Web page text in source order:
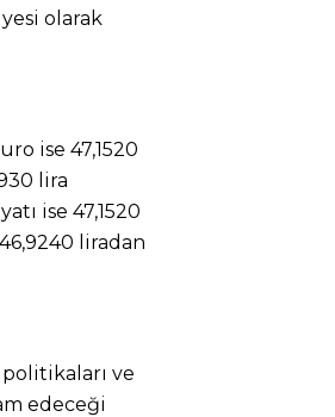
olarak
ise 47,1520
lira
ise 47,1520
liradan
ve
edeceği